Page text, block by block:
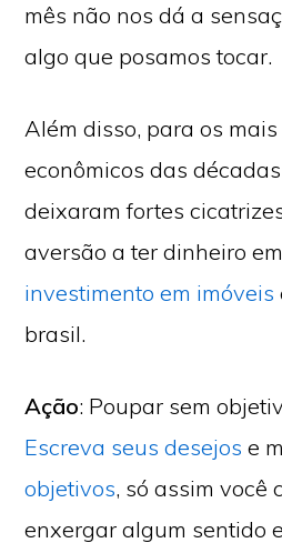
mês não nos dá a
algo que posamos tocar.
Além disso, para os
econômicos das
deixaram fortes
aversão a ter dinheiro
investimento em imóveis
brasil.
Ação: Poupar sem
Escreva seus desejos e
objetivos, só assim você
enxergar algum sentido